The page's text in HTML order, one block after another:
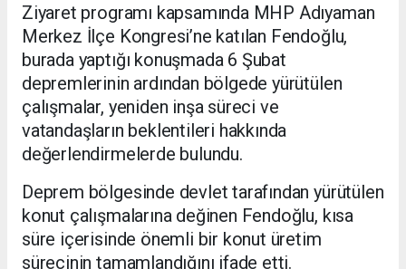
Ziyaret programı kapsamında MHP Adıyaman
Merkez İlçe Kongresi’ne katılan Fendoğlu,
burada yaptığı konuşmada 6 Şubat
depremlerinin ardından bölgede yürütülen
çalışmalar, yeniden inşa süreci ve
vatandaşların beklentileri hakkında
değerlendirmelerde bulundu.
Deprem bölgesinde devlet tarafından yürütülen
konut çalışmalarına değinen Fendoğlu, kısa
süre içerisinde önemli bir konut üretim
sürecinin tamamlandığını ifade etti.